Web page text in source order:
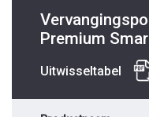
Premium
Uitwisseltabel